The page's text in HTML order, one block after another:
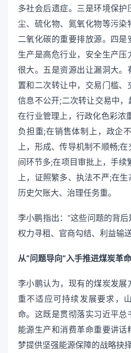
多社会后遗症。三是环境保护
尘、硫化物、氮氧化物等污染
二氧化碳的重要排放源。四是
生产是高危行业，安全生产
很大。五是资源出让漏洞大。
置和二次转让中，交易门槛、
信息不公开;二次转让交易中
在行业管理上，行政化色彩浓
负担重;在销售体制上，政企
上，形成、传导机制不顺畅;
间环节多;在项目审批上，手续
上，证照繁多、执法不严;在生
历史欠账大、治理任务重。
李小鹏指出：“这些问题的背
权力寻租、官商勾结、利益输
从“问题导向”入手推进煤炭革命
李小鹏认为，现有的煤炭发展
重不适应可持续发展要求，
命。这既是贯彻落实习近平总
能源生产和消费革命重要讲话
梦提供坚强能源保障的战略抉择